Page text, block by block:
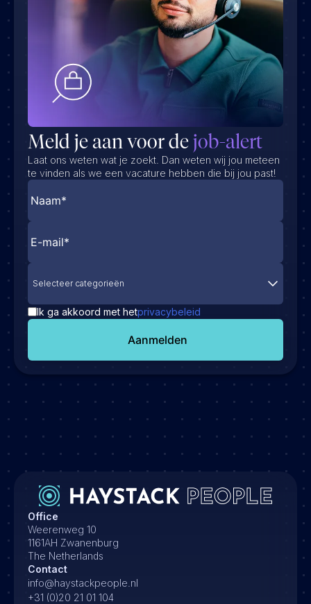
Meld je aan voor dejob-alert
Laat ons weten wat je zoekt. Dan weten wij jou meteen
te vinden als we een vacature hebben die bij jou past!
Selecteer categorieën
Ik ga akkoord met hetprivacybeleid
Aanmelden
Office
Weerenweg 10
1161AH Zwanenburg
The Netherlands
Contact
info@haystackpeople.nl
+31 (0)20 21 01 104